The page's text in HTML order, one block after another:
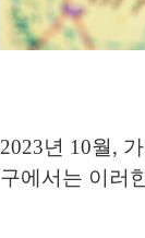
2023년 10월,
구에서는 이러